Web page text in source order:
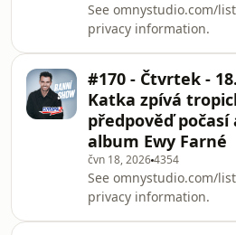
See omnystudio.com/
privacy information.
#170 - Čtvrtek -
Katka zpívá
předpověď počasí
album Ewy Farné
čvn 18, 20264354
See omnystudio.com/
privacy information.